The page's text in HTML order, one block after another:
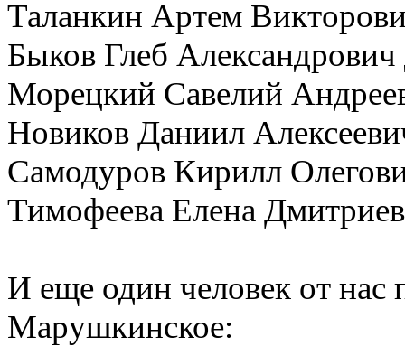
Таланкин Артем
Быков Глеб
Морецкий Савелий
Новиков Даниил
Самодуров Кирилл
Тимофеева Елена
И еще один человек от нас
Марушкинское: